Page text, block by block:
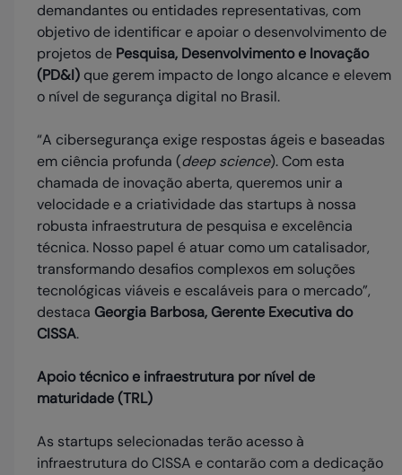
demandantes ou entidades representativas, com
objetivo de identificar e apoiar o desenvolvimento de
projetos de Pesquisa, Desenvolvimento e Inovação
(PD&I) que gerem impacto de longo alcance e elevem
o nível de segurança digital no Brasil.
“A cibersegurança exige respostas ágeis e baseadas
em ciência profunda (deep science). Com esta
chamada de inovação aberta, queremos unir a
velocidade e a criatividade das startups à nossa
robusta infraestrutura de pesquisa e excelência
técnica. Nosso papel é atuar como um catalisador,
transformando desafios complexos em soluções
tecnológicas viáveis e escaláveis para o mercado”,
destaca Georgia Barbosa, Gerente Executiva do
CISSA.
Apoio técnico e infraestrutura por nível de
maturidade (TRL)
As startups selecionadas terão acesso à
infraestrutura do CISSA e contarão com a dedicação